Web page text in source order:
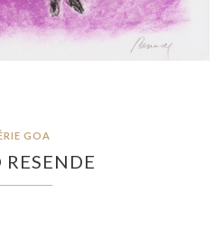
GOA